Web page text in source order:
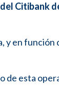
Citibank
y en
esta